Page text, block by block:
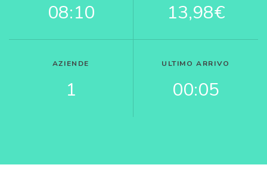
08:10 13,98€
AZIENDE
1
ULTIMO ARRIVO
00:05